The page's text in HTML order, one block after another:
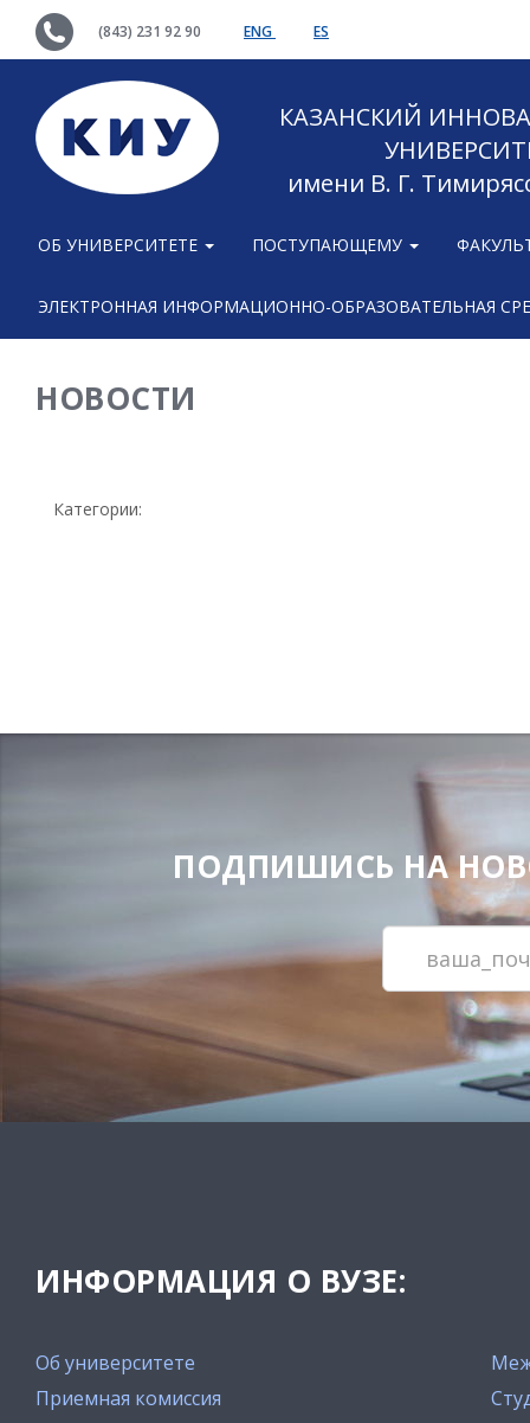
(843) 231 92 90 ENG ES
КАЗАНСКИЙ
имени В. Г.
ОБ УНИВЕРСИТЕТЕ ПОСТУПАЮЩЕМУ
ЭЛЕКТРОННАЯ ИНФОРМАЦИОННО-ОБРАЗОВАТЕЛЬНАЯ
НОВОСТИ
Категории:
ПОДПИШИСЬ НА
ИНФОРМАЦИЯ О ВУЗЕ:
Об университете
Приемная комиссия